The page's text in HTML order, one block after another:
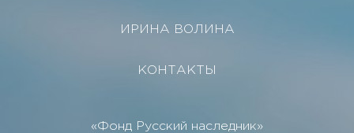
ИРИНА ВОЛИНА
КОНТАКТЫ
«Фонд Русский наследник»